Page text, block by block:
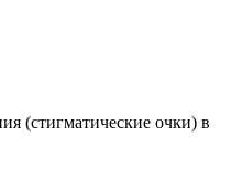
(стигматические очки) в